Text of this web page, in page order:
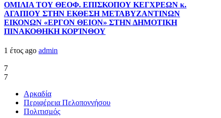
ΟΜΙΛΙΑ ΤΟΥ ΘΕΟΦ. ΕΠΙΣΚΟΠΟΥ ΚΕΓΧΡΕΩΝ κ.
ΑΓΑΠΙΟΥ ΣΤΗΝ ΕΚΘΕΣΗ ΜΕΤΑΒΥΖΑΝΤΙΝΩΝ
ΕΙΚΟΝΩΝ «ΕΡΓΟΝ ΘΕΙΟΝ» ΣΤΗΝ ΔΗΜΟΤΙΚΗ
ΠΙΝΑΚΟΘΗΚΗ ΚΟΡΊΝΘΟΥ
1 έτος ago admin
7
7
Αρκαδία
Περιφέρεια Πελοποννήσου
Πολιτισμός